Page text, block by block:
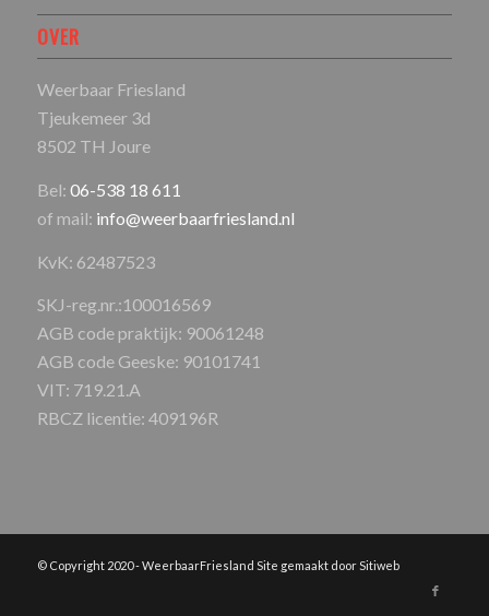
OVER
Weerbaar Friesland
Tjeukemeer 3d
8502 TH Joure
Bel: 06-538 18 611
of mail: info@weerbaarfriesland.nl
KvK: 62487523
SKJ-reg.nr.:100016569
AGB code praktijk: 90061248
AGB code Geeske: 90101741
VIT: 719.21.A
RBCZ licentie: 409196R
© Copyright 2020 - WeerbaarFriesland Site gemaakt door Sitiweb